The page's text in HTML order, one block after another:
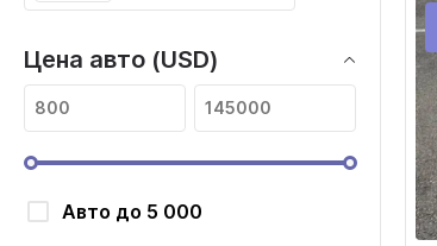
Цена авто (USD)
Авто до 5 000